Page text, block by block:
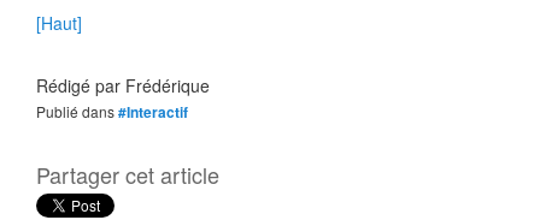
[Haut]
Rédigé par Frédérique
Publié dans#Interactif
Partager cet article